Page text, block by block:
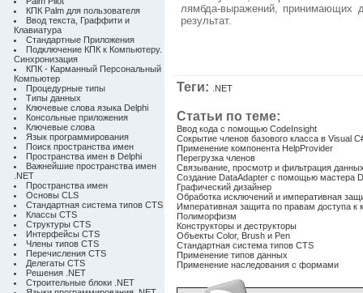
КПК Palm для пользователя
Ввод текста, Граффити и
Клавиатура
Стандартные Приложения
Подключение КПК к Компьютеру.
Синхронизация
КПК - Карманный Персональный
Компьютер
Процедурные типы
Типы данных
Ключевые слова языка Delphi
Консольные приложения
Ключевые слова
Язык программирования
Поиск пространства имен
Пространства имен в Delphi
Важнейшие пространства имен
.NET
Пространства имен
Основы CLS
Стандартная система типов CTS
Классы CTS
Структуры CTS
Интерфейсы CTS
Члены типов CTS
Перечисления CTS
Делегаты CTS
Решения .NET
Строительные блоки .NET
лямбда-выражений, принимающих
результат.
Теги: .NET
Статьи по теме:
Ввод кода с помощью CodeInsight
Сокрытие членов базового класса в Visual
Применение компонента HelpProvider
Перегрузка членов
Связывание, просмотр и фильтрация
Создание DataAdapter с помощью мастера
Графический дизайнер
Обработка исключений и императивная
Императивная защита по правам доступа к
Полиморфизм
Конструкторы и деструкторы
Объекты Color, Brush и Pen
Стандартная система типов CTS
Применение типов данных
Применение наследования с формами